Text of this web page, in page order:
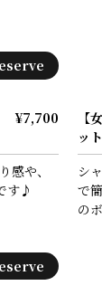
¥7,700
や、
す♪
【
ッ
シ
で
の